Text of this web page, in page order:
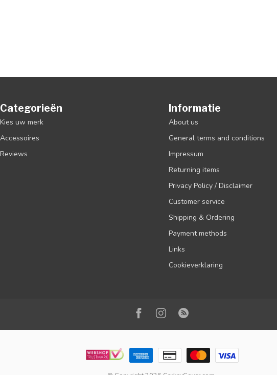
Categorieën
Kies uw merk
Accessoires
Reviews
Informatie
About us
General terms and conditions
Impressum
Returning items
Privacy Policy / Disclaimer
Customer service
Shipping & Ordering
Payment methods
Links
Cookieverklaring